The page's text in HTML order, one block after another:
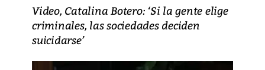
Video, Catalina Botero: ‘Si la gente elige
criminales, las sociedades deciden
suicidarse’